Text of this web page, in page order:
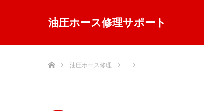
油圧ホース修理サポート
油圧ホース修理